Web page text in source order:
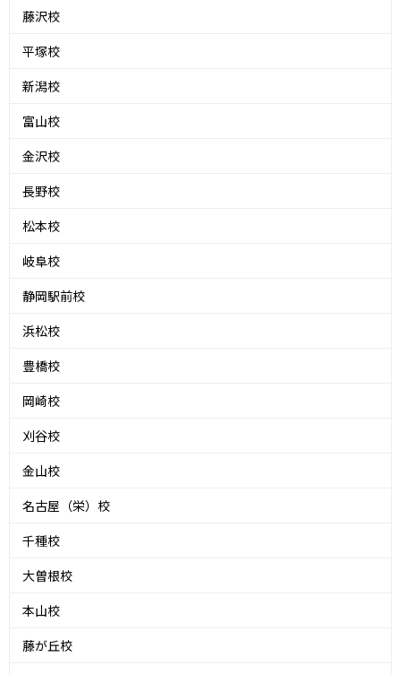
藤沢校
平塚校
新潟校
富山校
金沢校
長野校
松本校
岐阜校
静岡駅前校
浜松校
豊橋校
岡崎校
刈谷校
金山校
名古屋（栄）校
千種校
大曽根校
本山校
藤が丘校